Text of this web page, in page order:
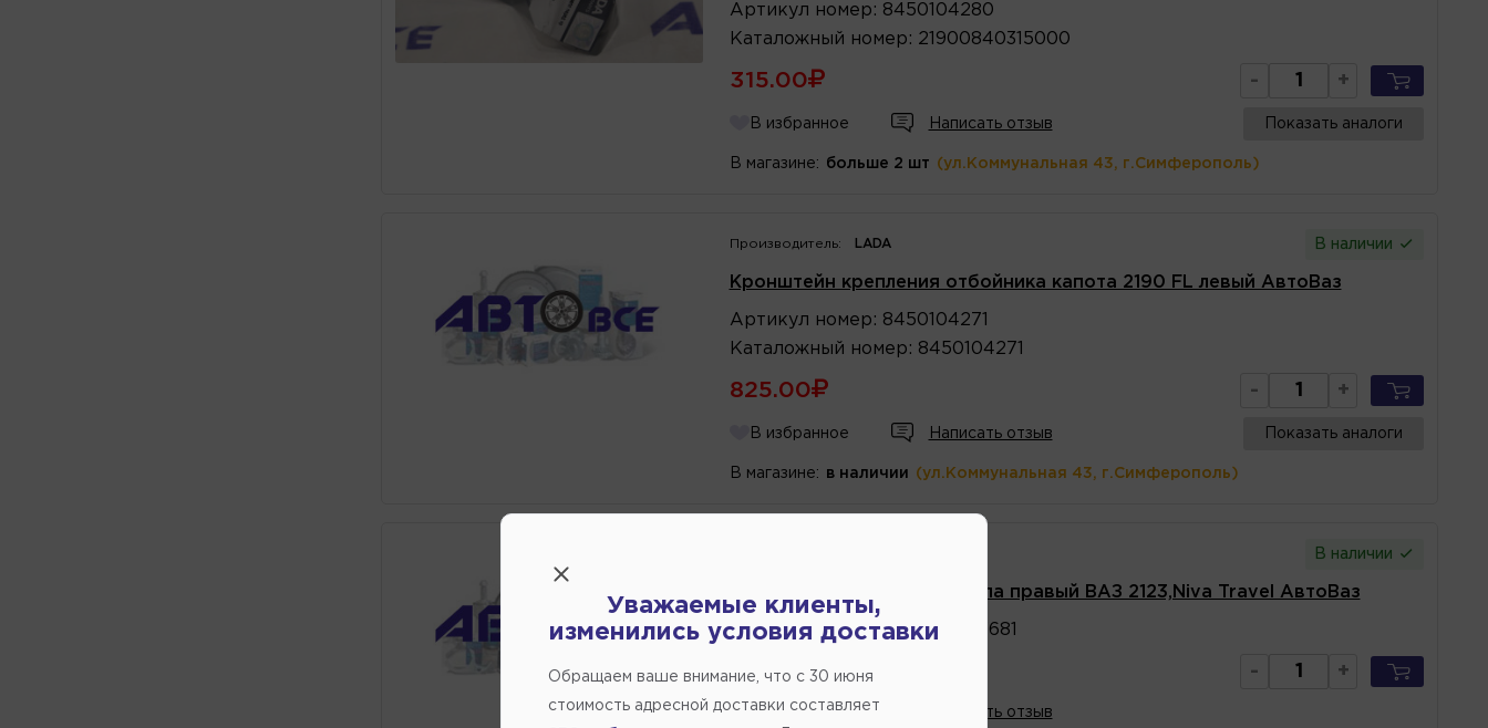
Артикул номер : 8450104280
Каталожный номер : 21900840315000
315.00 - +
В избранное Написать отзыв Показать аналоги
В магазине: больше 2 шт (ул.Коммунальная 43, г.Симферополь)
Производитель: LADA В наличии
Кронштейн крепления отбойника капота 2190 FL левый АвтоВаз
Артикул номер : 8450104271
Каталожный номер : 8450104271
825.00 - +
В избранное Написать отзыв Показать аналоги
В магазине: в наличии (ул.Коммунальная 43, г.Симферополь)
В наличии
Кронштейн переднего крыла правый ВАЗ 2123,Niva Travel АвтоВаз
Артикулномер:2123840303681
1224.00 - +
В избранное Написать отзыв
Уважаемые клиенты,
изменились условия доставки
Обращаем ваше внимание, что c 30 июня
стоимость адресной доставки составляет